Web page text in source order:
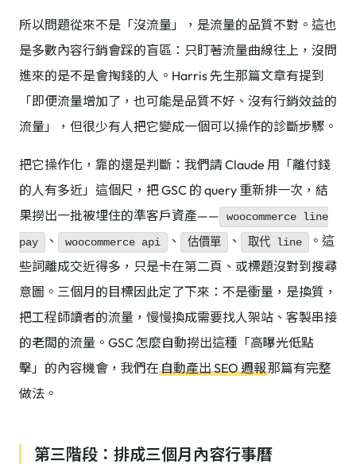
所以問題從來不是「沒流量」，是流量的品質不對。這也
是多數內容行銷會踩的盲區：只盯著流量曲線往上，沒問
進來的是不是會掏錢的人。Harris 先生那篇文章有提到
「即便流量增加了，也可能是品質不好、沒有行銷效益的
流量」，但很少有人把它變成一個可以操作的診斷步驟。
把它操作化，靠的還是判斷：我們請 Claude 用「離付錢
的人有多近」這個尺，把 GSC 的 query 重新排一次，結
果撈出一批被埋住的準客戶資產——
woocommerce line
pay
、 woocommerce api 、 估價單 、 取代 line
。這
些詞離成交近得多，只是卡在第二頁、或標題沒對到搜尋
意圖。三個月的目標因此定了下來：不是衝量，是換質，
把工程師讀者的流量，慢慢換成需要找人架站、客製串接
的老闆的流量。GSC 怎麼自動撈出這種「高曝光低點
擊」的內容機會，我們在自動產出 SEO 週報那篇有完整
做法。
第三階段：排成三個月內容行事曆